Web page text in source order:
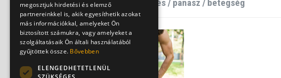
megosztjuk hirdetési és elemző
partnereinkkel is, akik egyesíthetik azokat
más információkkal, amelyeket Ön
biztosított számukra, vagy amelyeket a
szolgáltatásaik Ön általi használatából
gyűjtöttek össze. Bővebben
ELENGEDHETETLENÜL